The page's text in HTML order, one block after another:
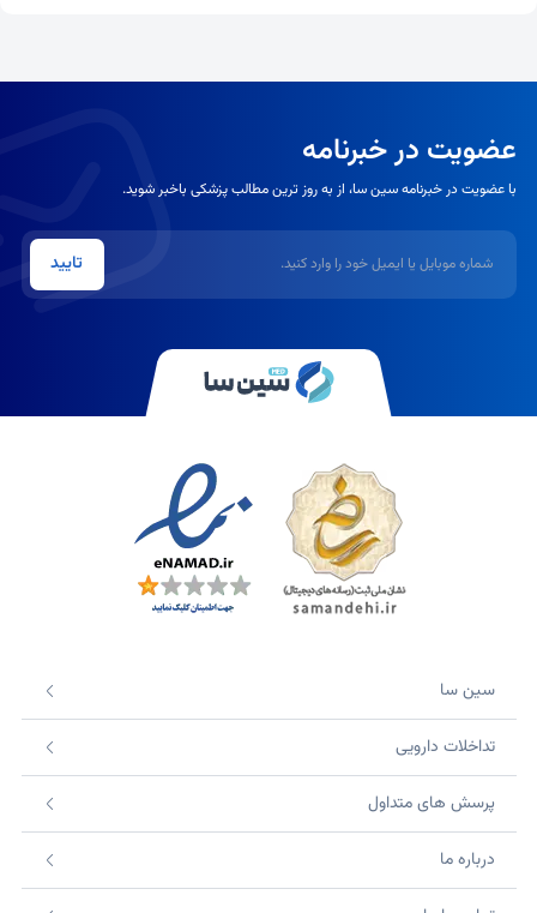
عضویت در خبرنامه
با عضویت در خبرنامه سین سا، از به روز ترین مطالب پزشکی باخبر شوید.
شماره موبایل یا ایمیل
تایید
سین سا
تداخلات دارویی
پرسش های متداول
درباره ما